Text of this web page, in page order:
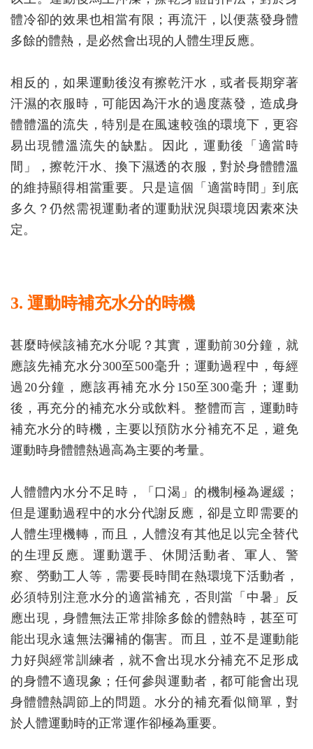
體冷卻的效果也相當有限；再流汗，以便蒸發身體
多餘的體熱，是必然會出現的人體生理反應。
相反的，如果運動後沒有擦乾汗水，或者長期穿著
汗濕的衣服時，可能因為汗水的過度蒸發，造成身
體體溫的流失，特別是在風速較強的環境下，更容
易出現體溫流失的缺點。因此，運動後「適當時
間」，擦乾汗水、換下濕透的衣服，對於身體體溫
的維持顯得相當重要。只是這個「適當時間」到底
多久？仍然需視運動者的運動狀況與環境因素來決
定。
3. 運動時補充水分的時機
甚麼時候該補充水分呢？其實，運動前30分鐘，就
應該先補充水分300至500毫升；運動過程中，每經
過20分鐘，應該再補充水分150至300毫升；運動
後，再充分的補充水分或飲料。整體而言，運動時
補充水分的時機，主要以預防水分補充不足，避免
運動時身體體熱過高為主要的考量。
人體體內水分不足時，「口渴」的機制極為遲緩；
但是運動過程中的水分代謝反應，卻是立即需要的
人體生理機轉，而且，人體沒有其他足以完全替代
的生理反應。運動選手、休閒活動者、軍人、警
察、勞動工人等，需要長時間在熱環境下活動者，
必須特別注意水分的適當補充，否則當「中暑」反
應出現，身體無法正常排除多餘的體熱時，甚至可
能出現永遠無法彌補的傷害。而且，並不是運動能
力好與經常訓練者，就不會出現水分補充不足形成
的身體不適現象；任何參與運動者，都可能會出現
身體體熱調節上的問題。水分的補充看似簡單，對
於人體運動時的正常運作卻極為重要。